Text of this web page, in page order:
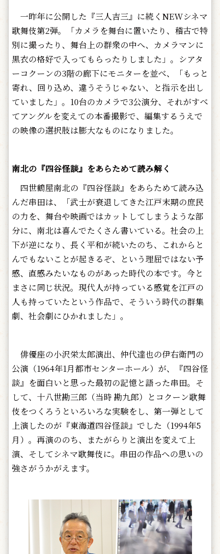
一昨年に公開した『三人吉三』に続くNEWシネマ
歌舞伎第2弾。「カメラを舞台に置いたり、稽古で特
別に撮ったり、舞台上の群衆の中へ、カメラマンに
黒衣の格好で入ってもらったりしました」。シアタ
ーコクーンの3階の廊下にモニターを並べ、「もっと
寄れ、回り込め、違うそうじゃない、と指示を出し
ていました」。10台のカメラで3公演分、それがすべ
てアングルを変えての本番撮影で、編集するうえで
の映像の選択肢は膨大なものになりました。
南北の『四谷怪談』をあらためて読み解く
四世鶴屋南北の『四谷怪談』をあらためて読み込
んだ串田は、「武士が衰退してきた江戸末期の庶民
の力を、舞台や映画ではカットしてしまうような部
分に、南北は喜んでたくさん書いている。社会の上
下が逆になり、長く平和が続いたのち、これからと
んでもないことが起きるぞ、という理屈ではない予
感、直感みたいなものがあった時代の本です。今と
まさに同じ状況。現代人が持っている感覚を江戸の
人も持っていたという作品で、そういう時代の群集
劇、社会劇にひかれました」。
俳優座の小沢栄太郎演出、仲代達也の伊右衛門の
公演（1964年1月都市センターホール）が、『四谷怪
談』を面白いと思った最初の記憶と語った串田。そ
して、十八世勘三郎（当時 勘九郎）とコクーン歌舞
伎をつくろうといろいろな実験をし、第一弾として
上演したのが『東海道四谷怪談』でした（1994年5
月）。再演ののち、またがらりと演出を変えて上
演、そしてシネマ歌舞伎に。串田の作品への思いの
強さがうかがえます。